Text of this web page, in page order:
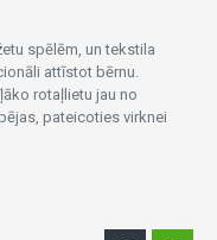
spēlēm, un tekstila
attīstot bērnu.
rotaļlietu jau no
pateicoties virknei